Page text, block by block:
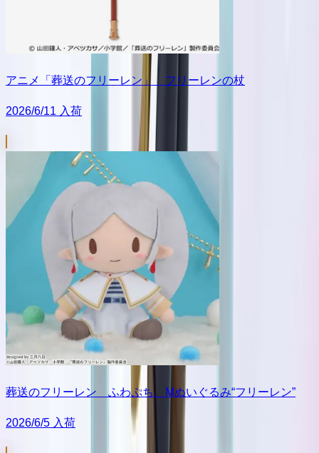
アニメ「葬送のフリーレン」 フリーレンの杖
2026/6/11 入荷
葬送のフリーレン ふわぷち Mぬいぐるみ“フリーレン”
2026/6/5 入荷